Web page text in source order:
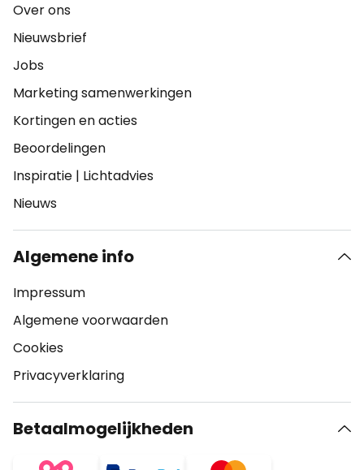
Over ons
Nieuwsbrief
Jobs
Marketing samenwerkingen
Kortingen en acties
Beoordelingen
Inspiratie | Lichtadvies
Nieuws
Algemene info
Impressum
Algemene voorwaarden
Cookies
Privacyverklaring
Betaalmogelijkheden